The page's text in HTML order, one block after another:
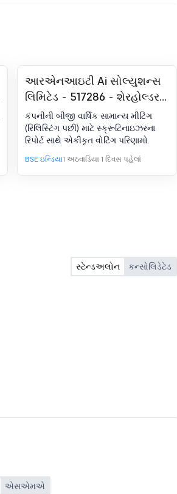
આરએનઆઇટી Ai સોલ્યુશન્સ
લિમિટેડ - 517286 - શેરહોલ્ડર
મીટિંગ/પોસ્ટલ બૅલટ-
સ્ક્રુટિનાઇઝરનો રિપોર્ટ
કંપનીની બીજી વાર્ષિક સામાન્ય મીટિંગ
(રિલિસ્ટિંગ પછી) માટે સ્ક્રૂટિનાઇઝરના
રિપોર્ટ સાથે એકીકૃત વોટિંગ પરિણામો.
BSE ઇન્ડિયા1 અઠવાડિયા 1 દિવસ પહેલાં
સ્ટેન્ડઅલોન કન્સોલિડેટેડ
એસએમએ